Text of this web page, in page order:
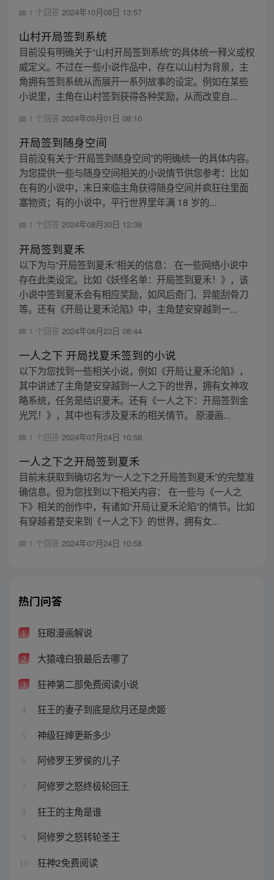
1 个回答 2024年10月08日 13:57
山村开局签到系统
目前没有明确关于“山村开局签到系统”的具体统一释义或权
威定义。不过在一些小说作品中，存在以山村为背景，主
角拥有签到系统从而展开一系列故事的设定。例如在某些
小说里，主角在山村签到获得各种奖励，从而改变自...
1 个回答 2024年09月01日 08:10
开局签到随身空间
目前没有关于“开局签到随身空间”的明确统一的具体内容。
为您提供一些与随身空间相关的小说情节供您参考：比如
在有的小说中，末日来临主角获得随身空间并疯狂往里面
塞物资；有的小说中，平行世界里年满 18 岁的...
1 个回答 2024年08月30日 12:38
开局签到夏禾
以下为与“开局签到夏禾”相关的信息： 在一些网络小说中
存在此类设定。比如《妖怪名单：开局签到夏禾！》，该
小说中签到夏禾会有相应奖励，如风后奇门、异能刮骨刀
等。还有《开局让夏禾沦陷》中，主角楚安穿越到一...
1 个回答 2024年08月23日 08:44
一人之下 开局找夏禾签到的小说
以下为您找到一些相关小说，例如《开局让夏禾沦陷》，
其中讲述了主角楚安穿越到一人之下的世界，拥有女神攻
略系统，任务是结识夏禾。还有《一人之下：开局签到金
光咒！》，其中也有涉及夏禾的相关情节。 原漫画...
1 个回答 2024年07月24日 10:58
一人之下之开局签到夏禾
目前未获取到确切名为“一人之下之开局签到夏禾”的完整准
确信息。但为您找到以下相关内容： 在一些与《一人之
下》相关的创作中，有诸如“开局让夏禾沦陷”的情节。比如
有穿越者楚安来到《一人之下》的世界，拥有女...
1 个回答 2024年07月24日 10:58
热门问答
1 狂眼漫画解说
2 大猿魂白狼最后去哪了
3 狂神第二部免费阅读小说
4 狂王的妻子到底是欣月还是虎姬
5 神级狂婶更新多少
6 阿修罗王罗侯的儿子
7 阿修罗之怒终极轮回王
8 狂王的主角是谁
9 阿修罗之怒转轮圣王
10 狂神2免费阅读